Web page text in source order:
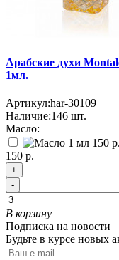
Арабские духи
1мл.
Артикул:har-30109
Наличие:146 шт.
Масло:
150 р.
+
-
В корзину
Подписка на новости
Будьте в курсе новых